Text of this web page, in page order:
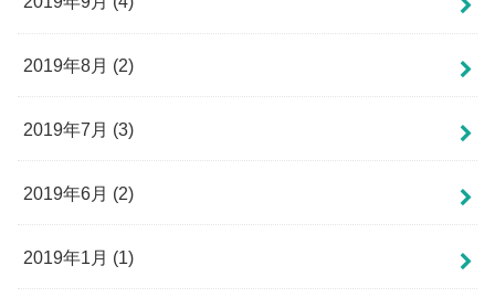
2019年8月 (2)
2019年7月 (3)
2019年6月 (2)
2019年1月 (1)